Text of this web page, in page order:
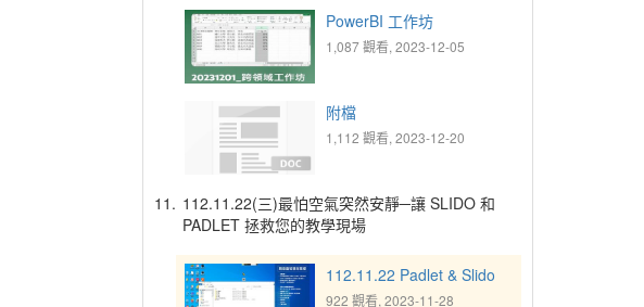
PowerBI 工作坊
1,087 觀看, 2023-12-05
附檔
1,112 觀看, 2023-12-20
11. 112.11.22(三)最怕空氣突然安靜─讓 SLIDO 和
PADLET 拯救您的教學現場
112.11.22 Padlet & Slido
922 觀看, 2023-11-28